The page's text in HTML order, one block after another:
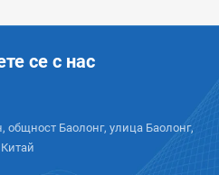
се с нас
Баолонг, улица Баолонг,